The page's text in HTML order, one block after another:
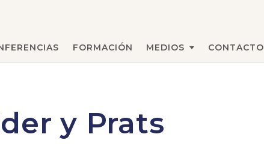
FORMACIÓN MEDIOS CONTACTO
y Prats